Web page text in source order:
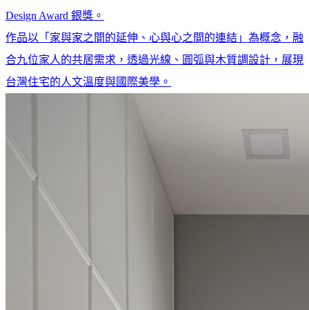
Design Award 銀獎。
作品以「家與家之間的延伸、心與心之間的連結」為概念，融
合九位家人的共居需求，透過光線、圓弧與木質調設計，展現
台灣住宅的人文溫度與國際美學。